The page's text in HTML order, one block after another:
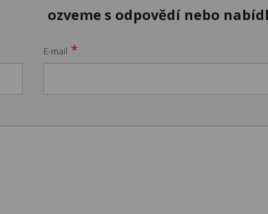
ozveme s odpovědí nebo
E-mail *